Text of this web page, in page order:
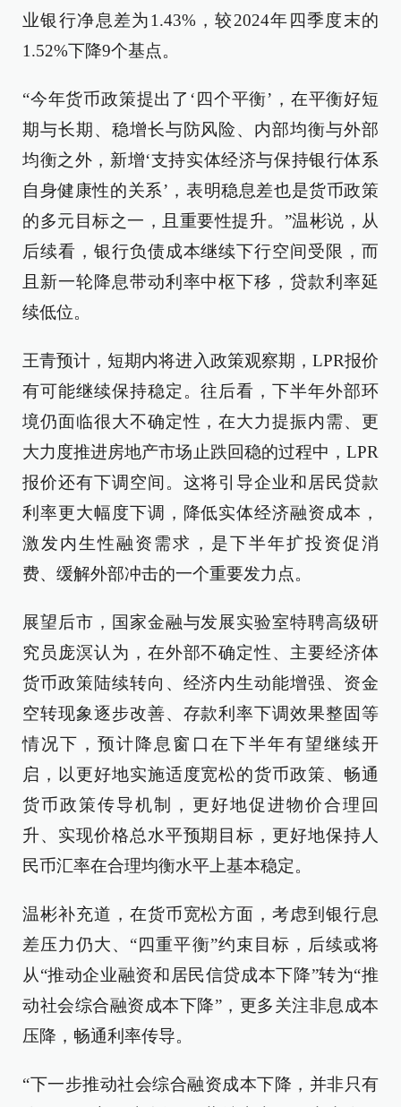
业银行净息差为1.43%，较2024年四季度末的
1.52%下降9个基点。
“今年货币政策提出了‘四个平衡’，在平衡好短
期与长期、稳增长与防风险、内部均衡与外部
均衡之外，新增‘支持实体经济与保持银行体系
自身健康性的关系’，表明稳息差也是货币政策
的多元目标之一，且重要性提升。”温彬说，从
后续看，银行负债成本继续下行空间受限，而
且新一轮降息带动利率中枢下移，贷款利率延
续低位。
王青预计，短期内将进入政策观察期，LPR报价
有可能继续保持稳定。往后看，下半年外部环
境仍面临很大不确定性，在大力提振内需、更
大力度推进房地产市场止跌回稳的过程中，LPR
报价还有下调空间。这将引导企业和居民贷款
利率更大幅度下调，降低实体经济融资成本，
激发内生性融资需求，是下半年扩投资促消
费、缓解外部冲击的一个重要发力点。
展望后市，国家金融与发展实验室特聘高级研
究员庞溟认为，在外部不确定性、主要经济体
货币政策陆续转向、经济内生动能增强、资金
空转现象逐步改善、存款利率下调效果整固等
情况下，预计降息窗口在下半年有望继续开
启，以更好地实施适度宽松的货币政策、畅通
货币政策传导机制，更好地促进物价合理回
升、实现价格总水平预期目标，更好地保持人
民币汇率在合理均衡水平上基本稳定。
温彬补充道，在货币宽松方面，考虑到银行息
差压力仍大、“四重平衡”约束目标，后续或将
从“推动企业融资和居民信贷成本下降”转为“推
动社会综合融资成本下降”，更多关注非息成本
压降，畅通利率传导。
“下一步推动社会综合融资成本下降，并非只有